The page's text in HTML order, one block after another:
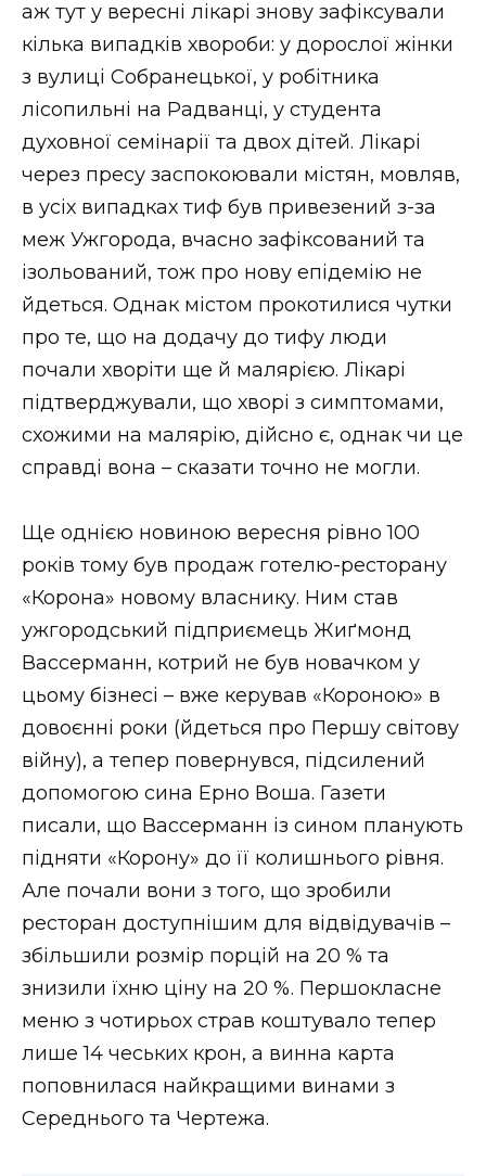
аж тут у вересні лікарі знову зафіксували
кілька випадків хвороби: у дорослої жінки
з вулиці Собранецької, у робітника
лісопильні на Радванці, у студента
духовної семінарії та двох дітей. Лікарі
через пресу заспокоювали містян, мовляв,
в усіх випадках тиф був привезений з-за
меж Ужгорода, вчасно зафіксований та
ізольований, тож про нову епідемію не
йдеться. Однак містом прокотилися чутки
про те, що на додачу до тифу люди
почали хворіти ще й малярією. Лікарі
підтверджували, що хворі з симптомами,
схожими на малярію, дійсно є, однак чи це
справді вона – сказати точно не могли.
Ще однією новиною вересня рівно 100
років тому був продаж готелю-ресторану
«Корона» новому власнику. Ним став
ужгородський підприємець Жиґмонд
Вассерманн, котрий не був новачком у
цьому бізнесі – вже керував «Короною» в
довоєнні роки (йдеться про Першу світову
війну), а тепер повернувся, підсилений
допомогою сина Ерно Воша. Газети
писали, що Вассерманн із сином планують
підняти «Корону» до її колишнього рівня.
Але почали вони з того, що зробили
ресторан доступнішим для відвідувачів –
збільшили розмір порцій на 20 % та
знизили їхню ціну на 20 %. Першокласне
меню з чотирьох страв коштувало тепер
лише 14 чеських крон, а винна карта
поповнилася найкращими винами з
Середнього та Чертежа.